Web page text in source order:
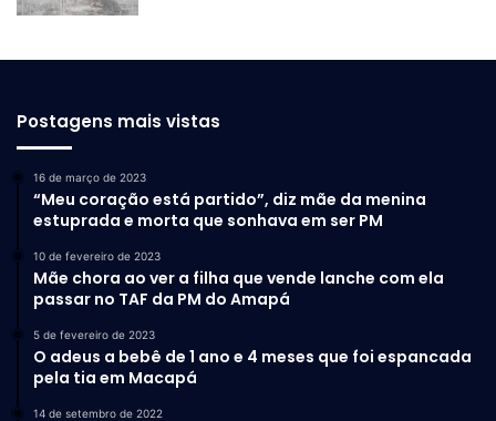
Postagens mais vistas
16 de março de 2023
“Meu coração está partido”, diz mãe da menina
estuprada e morta que sonhava em ser PM
10 de fevereiro de 2023
Mãe chora ao ver a filha que vende lanche com ela
passar no TAF da PM do Amapá
5 de fevereiro de 2023
O adeus a bebê de 1 ano e 4 meses que foi espancada
pela tia em Macapá
14 de setembro de 2022